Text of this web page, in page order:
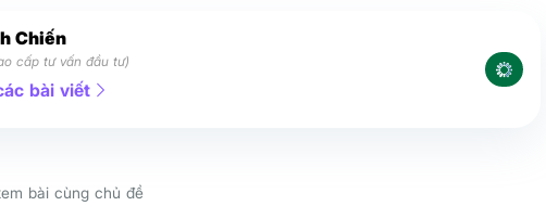
Chiến
cấp tư vấn đầu tư)
bài viết
bài cùng chủ đề